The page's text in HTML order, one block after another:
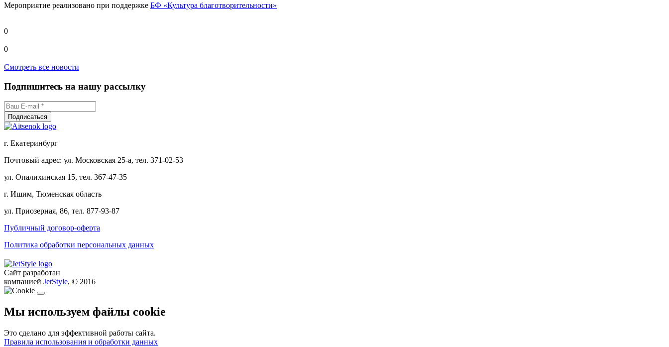
Мероприятие реализовано при поддержке БФ «Культура благотворительности»
0
0
Смотреть все новости
Подпишитесь на нашу рассылку
г. Екатеринбург
Почтовый адрес: ул. Московская 25-а, тел. 371-02-53
ул. Опалихинская 15, тел. 367-47-35
г. Ишим, Тюменская область
ул. Приозерная, 86, тел. 877-93-87
Публичный договор-оферта
Политика обработки персональных данных
Сайт разработан
компанией JetStyle, © 2016
Мы используем файлы cookie
Это сделано для эффективной работы сайта.
Правила использования и обработки данных